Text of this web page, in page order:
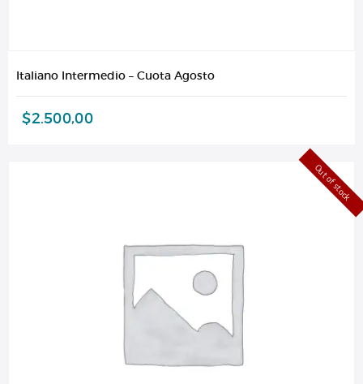
Italiano Intermedio – Cuota Agosto
$2.500,00
Out of stock